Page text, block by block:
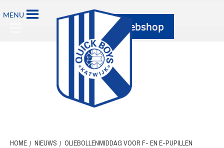
naar
MENU
Primary
HOME NIEUWS OLIEBOLLENMIDDAG VOOR F- EN E-PUPILLEN